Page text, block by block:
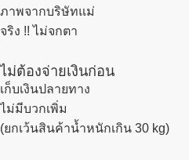
ภาพจากบริษัทแม่
จริง !! ไม่จกตา
ไม่ต้องจ่ายเงินก่อน
เก็บเงินปลายทาง
ไม่มีบวกเพิ่ม
(ยกเว้นสินค้าน้ำหนักเกิน 30 kg)